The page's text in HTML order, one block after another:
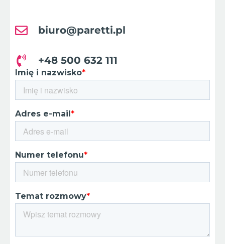
biuro@paretti.pl
+48 500 632 111